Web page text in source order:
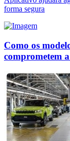
forma segura
Como os
comprometem